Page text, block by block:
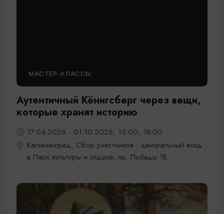
МАСТЕР-КЛАССЫ
Аутентичный Кёнигсберг через вещи,
которые хранят историю
17.04.2026 - 01.10.2026, 15:00, 18:00
Калининград, Сбор участников - центральный вход
в Парк культуры и отдыха, пр. Победы 1Б,